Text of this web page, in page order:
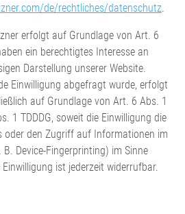
de/rechtliches/datenschutz.
erfolgt auf Grundlage von Art. 6
ein berechtigtes Interesse an
Darstellung unserer Website.
Einwilligung abgefragt wurde, erfolgt
auf Grundlage von Art. 6 Abs. 1
1 TDDDG, soweit die Einwilligung die
oder den Zugriff auf Informationen im
Device-Fingerprinting) im Sinne
ist jederzeit widerrufbar.